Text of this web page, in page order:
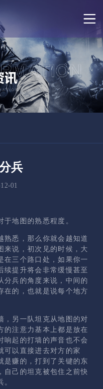
兵
01
地图的熟悉程度。
熟悉，那么你就会越知道
来说，初次见的时候，大
在三个路口处，如果你一
续提升将会非常缓慢甚至
分兵的角度来说，中间的
在的，也就是说每个地方
，另一队坦克从地图的对
的注意力基本上都是放在
响起的打墙的声音也不会
可以直接进去对方的家
是赚的，打到了关键的东
自己的坦克被包住之前快